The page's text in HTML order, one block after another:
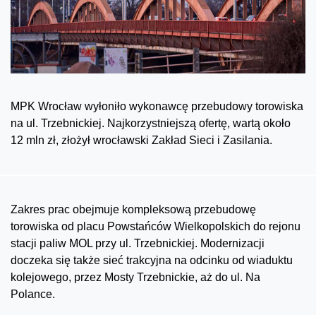
MPK Wrocław wyłoniło wykonawcę przebudowy torowiska
na ul. Trzebnickiej. Najkorzystniejszą ofertę, wartą około
12 mln zł, złożył wrocławski Zakład Sieci i Zasilania.
Zakres prac obejmuje kompleksową przebudowę
torowiska od placu Powstańców Wielkopolskich do rejonu
stacji paliw MOL przy ul. Trzebnickiej. Modernizacji
doczeka się także sieć trakcyjna na odcinku od wiaduktu
kolejowego, przez Mosty Trzebnickie, aż do ul. Na
Polance.